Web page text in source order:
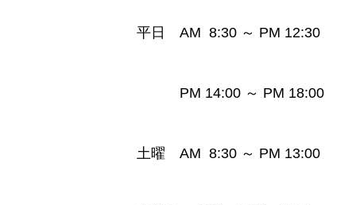
平日 AM 8:30 ～ PM 12:30
PM 14:00 ～ PM 18:00
土曜 AM 8:30 ～ PM 13:00